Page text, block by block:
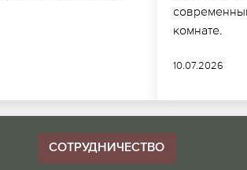
комнате.
10.07.2026
СОТРУДНИЧЕСТВО